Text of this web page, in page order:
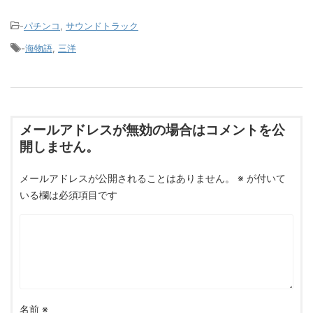
-パチンコ
サウンドトラック
-海物語 三洋
メールアドレスが無効の場合はコメントを公
開しません。
メールアドレスが公開されることはありません。 ※ が付いて
いる欄は必須項目です
名前 ※